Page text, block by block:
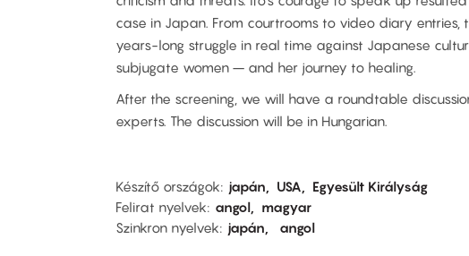
case in Japan. From courtrooms to video diary entries,
years-long struggle in real time against Japanese
subjugate women – and her journey to healing.
After the screening, we will have a roundtable
experts. The discussion will be in Hungarian.
Készítő országok japán USA
Egyesült Királyság
Felirat nyelvek
angol
magyar
Szinkron nyelvek
japán angol